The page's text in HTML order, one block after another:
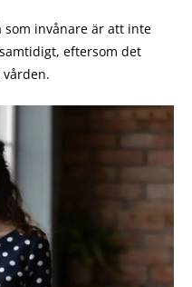
som invånare är att inte
eftersom det